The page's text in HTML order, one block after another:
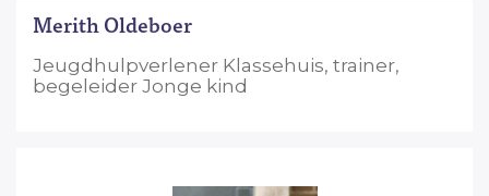
Merith Oldeboer
Jeugdhulpverlener Klassehuis, trainer,
begeleider Jonge kind